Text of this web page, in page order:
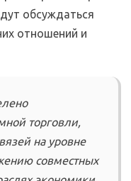
обсуждаться
отношений и
торговли,
на уровне
совместных